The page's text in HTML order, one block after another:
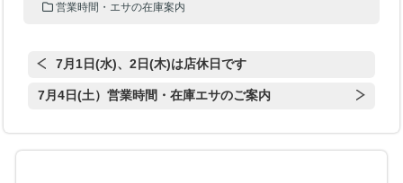
営業時間・エサの在庫案内
7月1日(水)、2日(木)は店休日です
7月4日(土）営業時間・在庫エサのご案内